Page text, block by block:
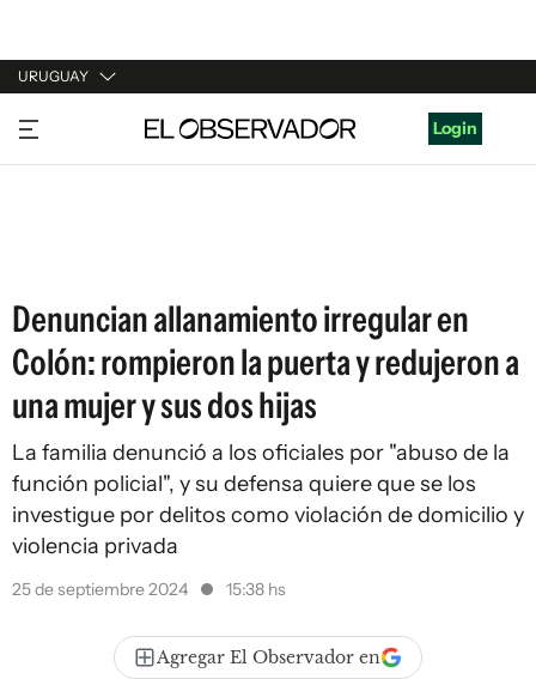
URUGUAY
URUGUAY
ARGENTINA
Login
Denuncian allanamiento irregular en
Colón: rompieron la puerta y redujeron a
una mujer y sus dos hijas
La familia denunció a los oficiales por "abuso de la
función policial", y su defensa quiere que se los
investigue por delitos como violación de domicilio y
violencia privada
25 de septiembre 2024 15:38 hs
Agregar El Observador en